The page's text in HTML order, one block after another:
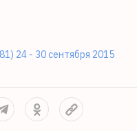
24 - 30 сентября 2015